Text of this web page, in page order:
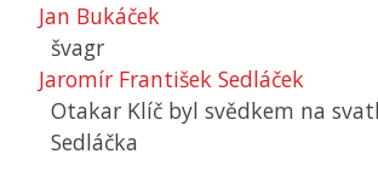
Jan Bukáček
švagr
Jaromír František Sedláček
Otakar Klíč byl svědkem na
Sedláčka